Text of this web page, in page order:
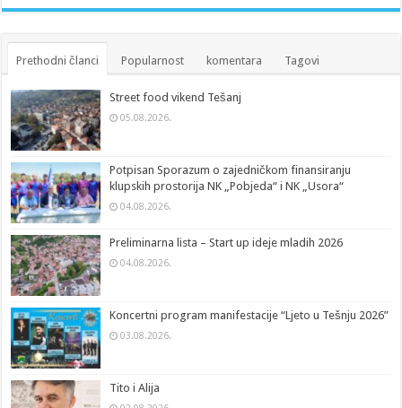
Prethodni članci Popularnost komentara Tagovi
Street food vikend Tešanj
05.08.2026.
Potpisan Sporazum o zajedničkom finansiranju
klupskih prostorija NK „Pobjeda“ i NK „Usora“
04.08.2026.
Preliminarna lista – Start up ideje mladih 2026
04.08.2026.
Koncertni program manifestacije “Ljeto u Tešnju 2026”
03.08.2026.
Tito i Alija